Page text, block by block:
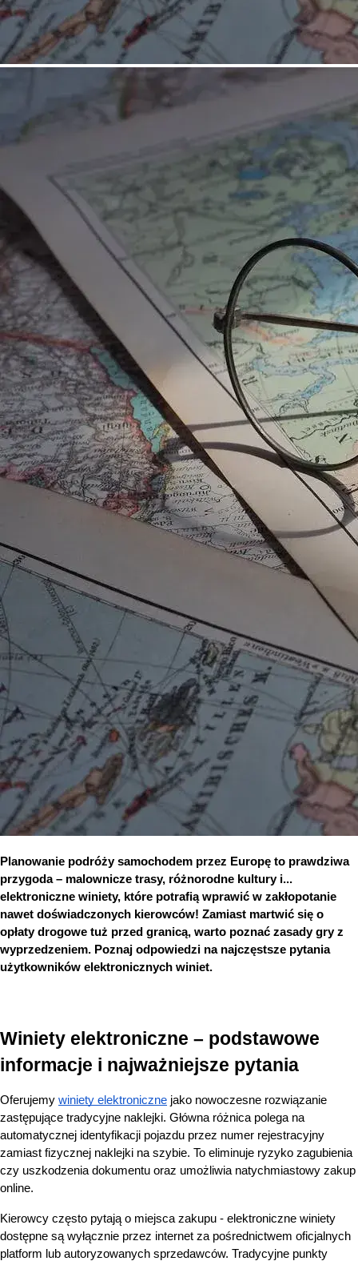
Planowanie podróży samochodem przez Europę to prawdziwa
przygoda – malownicze trasy, różnorodne kultury i...
elektroniczne winiety, które potrafią wprawić w zakłopotanie
nawet doświadczonych kierowców! Zamiast martwić się o
opłaty drogowe tuż przed granicą, warto poznać zasady gry z
wyprzedzeniem. Poznaj odpowiedzi na najczęstsze pytania
użytkowników elektronicznych winiet.
Winiety elektroniczne – podstawowe
informacje i najważniejsze pytania
Oferujemy winiety elektroniczne jako nowoczesne rozwiązanie
zastępujące tradycyjne naklejki. Główna różnica polega na
automatycznej identyfikacji pojazdu przez numer rejestracyjny
zamiast fizycznej naklejki na szybie. To eliminuje ryzyko zagubienia
czy uszkodzenia dokumentu oraz umożliwia natychmiastowy zakup
online.
Kierowcy często pytają o miejsca zakupu - elektroniczne winiety
dostępne są wyłącznie przez internet za pośrednictwem oficjalnych
platform lub autoryzowanych sprzedawców. Tradycyjne punkty